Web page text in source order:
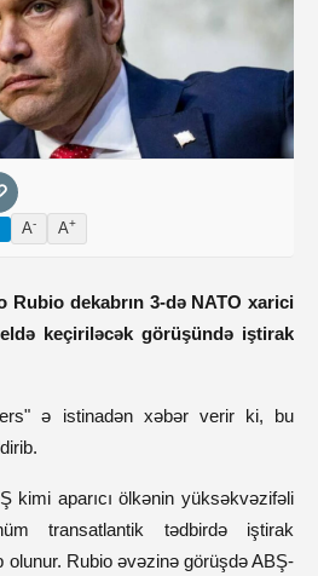
A- A+
dekabrın 3-də NATO xarici
keçiriləcək görüşündə iştirak
ə istinadən xəbər verir ki, bu
kimi aparıcı ölkənin yüksəkvəzifəli
transatlantik tədbirdə iştirak
Rubio əvəzinə görüşdə ABŞ-